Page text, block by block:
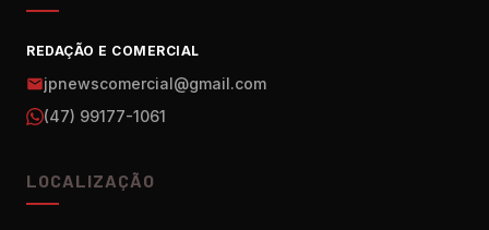
REDAÇÃO E COMERCIAL
jpnewscomercial@gmail.com
(47) 99177-1061
LOCALIZAÇÃO